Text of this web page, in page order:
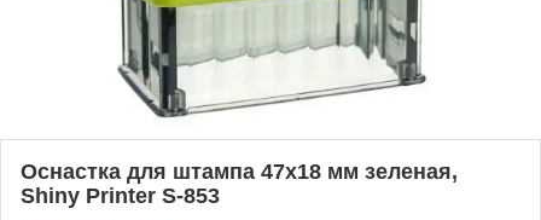
Оснастка для штампа 47x18 мм зеленая,
Shiny Printer S-853